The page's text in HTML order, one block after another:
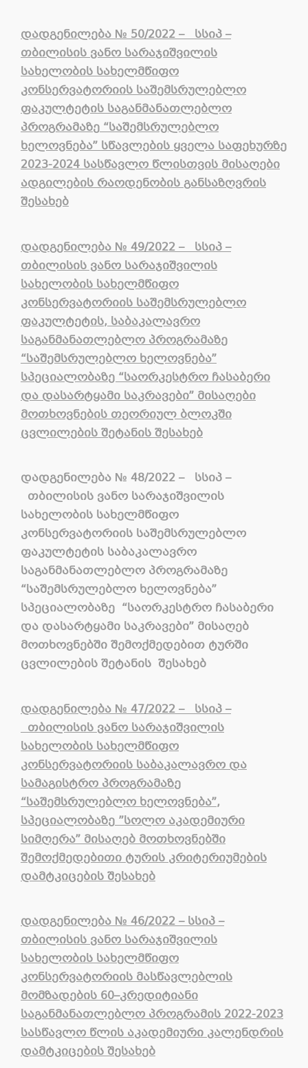
დადგენილება№ 50/2022 – სსიპ–
თბილისის ვანო სარაჯიშვილის
სახელობის სახელმწიფო
კონსერვატორიის საშემსრულებლო
ფაკულტეტის საგანმანათლებლო
პროგრამაზე“საშემსრულებლო
ხელოვნება”სწავლების ყველა საფეხურზე
2023-2024 სასწავლო წლისთვის მისაღები
ადგილების რაოდენობის განსაზღვრის
შესახებ
დადგენილება№49/2022 – სსიპ –
თბილისის ვანო სარაჯიშვილის
სახელობის სახელმწიფო
კონსერვატორიის საშემსრულებლო
ფაკულტეტის, საბაკალავრო
საგანმანათლებლო პროგრამაზე
“საშემსრულებლო ხელოვნება”
სპეციალობაზე “საორკესტრო ჩასაბერი
და დასარტყამი საკრავები” მისაღები
მოთხოვნების თეორიულ ბლოკში
ცვლილების შეტანის შესახებ
დადგენილება № 48/2022 – სსიპ –
თბილისის ვანო სარაჯიშვილის
სახელობის სახელმწიფო
კონსერვატორიის საშემსრულებლო
ფაკულტეტის საბაკალავრო
საგანმანათლებლო პროგრამაზე
“საშემსრულებლო ხელოვნება”
სპეციალობაზე “საორკესტრო ჩასაბერი
და დასარტყამი საკრავები” მისაღებ
მოთხოვნებში შემოქმედებით ტურში
ცვლილების შეტანის შესახებ
დადგენილება№47/2022 – სსიპ–
თბილისის ვანო სარაჯიშვილის
სახელობის სახელმწიფო
კონსერვატორიის საბაკალავრო და
სამაგისტრო პროგრამაზე
“საშემსრულებლო ხელოვნება”,
სპეციალობაზე”სოლო აკადემიური
სიმღერა”მისაღებ მოთხოვნებში
შემოქმედებითი ტურის კრიტერიუმების
დამტკიცების შესახებ
დადგენილება№46/2022 –სსიპ–
თბილისის ვანო სარაჯიშვილის
სახელობის სახელმწიფო
კონსერვატორიის მასწავლებლის
მომზადების60–კრედიტიანი
საგანმანათლებლო პროგრამის2022-2023
სასწავლო წლის აკადემიური კალენდრის
დამტკიცების შესახებ